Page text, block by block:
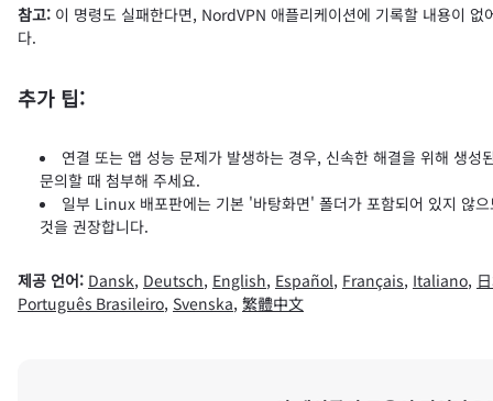
참고: 이 명령도 실패한다면, NordVPN 애플리케이션에 기록할 내용이 없
다.
추가 팁:
연결 또는 앱 성능 문제가 발생하는 경우, 신속한 해결을 위해 생
문의할 때 첨부해 주세요.
일부 Linux 배포판에는 기본 '바탕화면' 폴더가 포함되어 있지 않
것을 권장합니다.
제공 언어: Dansk, Deutsch, English, Español, Français, Italiano,
Português Brasileiro, Svenska, 繁體中文